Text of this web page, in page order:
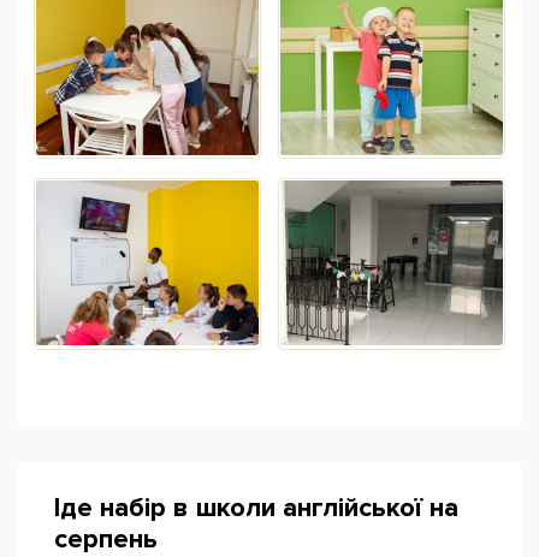
Іде набір в школи англійської на
серпень